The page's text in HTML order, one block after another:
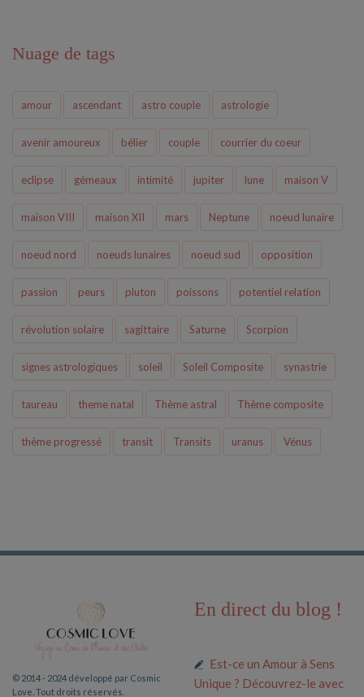
Nuage de tags
amour ascendant astro couple astrologie
avenir amoureux bélier couple courrier du coeur
eclipse gémeaux intimité jupiter lune maison V
maison VIII maison XII mars Neptune noeud lunaire
noeud nord noeuds lunaires noeud sud opposition
passion peurs pluton poissons potentiel relation
révolution solaire sagittaire Saturne Scorpion
signes astrologiques soleil Soleil Composite synastrie
taureau theme natal Thème astral Thème composite
thème progressé transit Transits uranus Vénus
© 2014 - 2024 développé par Cosmic
Love. Tout droits réservés.
En direct du blog !
Est-ce un Amour à Sens
Unique ? Découvrez-le avec